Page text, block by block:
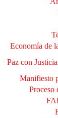
Economía de
Paz con
Manifiesto
Proceso